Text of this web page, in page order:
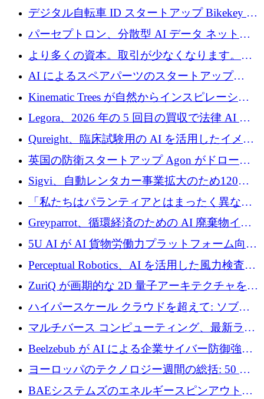
規模拡大を支援するために11億ユーロのファ
ンドVIを閉鎖
デジタル自転車 ID スタートアップ Bikekey が
TÖNNJES への投資を確保
パーセプトロン、分散型 AI データ ネットワ
ークの構築に 650 万ドルを調達
より多くの資本。取引が少なくなります。
2026 年上半期がヨーロッパのテクノロジーに
ついて語ること
AI によるスペアパーツのスタートアップ
Intropy が 1,100 万ドルを調達
Kinematic Trees が自然からインスピレーショ
ンを得たロボット ソフトウェアを拡張するた
めに 58 万 5,000 ポンドを調達
Legora、2026 年の 5 回目の買収で法律 AI ス
タートアップ Wexler を買収
Qureight、臨床試験用の AI を活用したイメー
ジング プラットフォームを拡張するためにシ
リーズ B で 2,000 万ドルを確保
英国の防衛スタートアップ Agon がドローン
攻撃に対抗する仮想戦場を構築、3,000 万ドル
を調達
Sigvi、自動レンタカー事業拡大のため120万
ユーロを調達
「私たちはパランティアとはまったく異なる
会社です」とフランス人の「控えめな」後任
者は言う
Greyparrot、循環経済のための AI 廃棄物イン
テリジェンスを拡張するためにシリーズ B で
2,700 万ドルを確保
5U AI が AI 貨物労働力プラットフォーム向け
に 320 万ドルのプレシードを獲得
Perceptual Robotics、AI を活用した風力検査の
規模拡大に向けて 400 万ポンド以上を確保
ZuriQ が画期的な 2D 量子アーキテクチャを拡
張するために 2,550 万ドルを調達
ハイパースケール クラウドを超えて: ソブリ
ン コンピューティングに対する DFINITY の
ビジョン
マルチバース コンピューティング、最新ラウ
ンドで最大 5 億 7,000 万ドルを目標
Beelzebub が AI による企業サイバー防御強化
のために 300 万ユーロを調達
ヨーロッパのテクノロジー週間の総括: 50 以
上の取引に 10 億ユーロ以上を投資
BAEシステムズのエネルギースピンアウト原